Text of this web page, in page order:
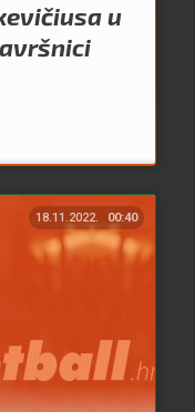
u
18.11.2022. 00:40